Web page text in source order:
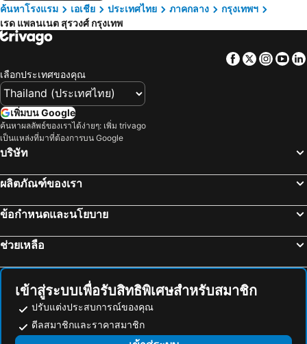
ค้นหาโรงแรม
เอเชีย ประเทศไทย ภาคกลาง
กรุงเทพฯ
เรด แพลนเนต สุรวงศ์ กรุงเทพ
Facebook
Twitter
เลือกประเทศของคุณ
เพิ่มบน Google
ค้นหาผลลัพธ์ของเราได้ง่ายๆ: เพิ่ม trivago
เป็นแหล่งที่มาที่ต้องการบน Google
บริษัท
ผลิตภัณฑ์ของเรา
ข้อกำหนดและนโยบาย
ช่วยเหลือ
เข้าสู่ระบบเพื่อรับสิทธิพิเศษสำหรับสมาชิก
ปรับแต่งประสบการณ์ของคุณ
ดีลสมาชิกและราคาสมาชิก